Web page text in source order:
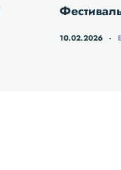
10.02.2026